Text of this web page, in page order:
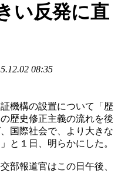
い反発に直
08:35
機構の設置について「歴
歴史修正主義の流れを後
国際社会で、より大きな
と１日、明らかにした。
部報道官はこの日午後、